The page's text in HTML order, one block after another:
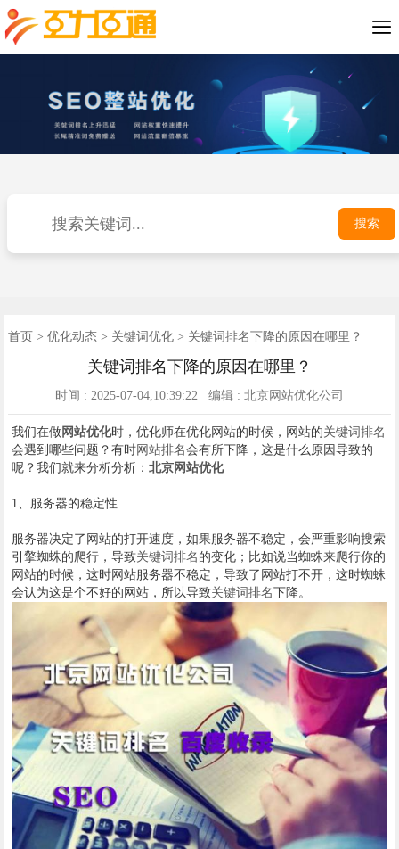

搜索
首页 > 优化动态> 关键词优化> 关键词排名下降的原因在哪里？
关键词排名下降的原因在哪里？
时间 : 2025-07-04,10:39:22 编辑 : 北京网站优化公司
我们在做网站优化时，优化师在优化网站的时候，网站的关键词排名
会遇到哪些问题？有时网站排名会有所下降，这是什么原因导致的
呢？我们就来分析分析：北京网站优化
1、服务器的稳定性
服务器决定了网站的打开速度，如果服务器不稳定，会严重影响搜索
引擎蜘蛛的爬行，导致关键词排名 的变化；比如说当蜘蛛来爬行你的
网站的时候，这时网站服务器不稳定，导致了网站打不开，这时蜘蛛
会认为这是个不好的网站，所以导致关键词排名下降。